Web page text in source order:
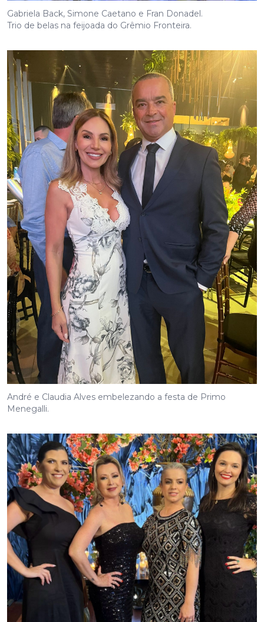
Gabriela Back, Simone Caetano e Fran Donadel.
Trio de belas na feijoada do Grêmio Fronteira.
André e Claudia Alves embelezando a festa de Primo
Menegalli.